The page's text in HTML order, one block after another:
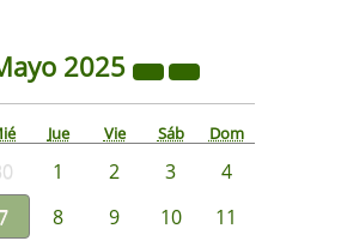
2025
Jue Vie Sáb Dom
1 2 3
4
8 9 10
11